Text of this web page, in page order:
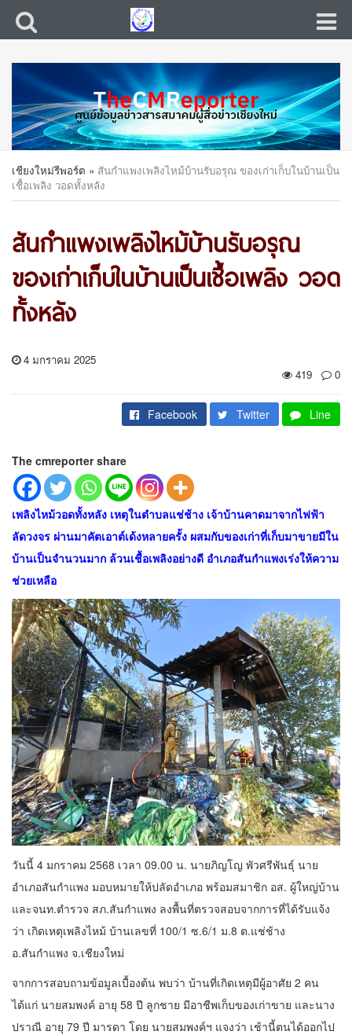
เชียงใหม่รีพอร์ต » สันกำแพงเพลิงไหม้บ้านรับอรุณ ของเก่าเก็บในบ้านเป็น
เชื้อเพลิง วอดทั้งหลัง
สันกำแพงเพลิงไหม้บ้านรับอรุณ
ของเก่าเก็บในบ้านเป็นเชื้อเพลิง วอด
ทั้งหลัง
4 มกราคม 2025
419
0
Facebook Twitter Line
The cmreporter share
เพลิงไหม้วอดทั้งหลัง เหตุในตำบลแช่ช้าง เจ้าบ้านคาดมาจากไฟฟ้า
ลัดวงจร ผ่านมาคัตเอาต์เด้งหลายครั้ง ผสมกับของเก่าที่เก็บมาขายมีใน
บ้านเป็นจำนวนมาก ล้วนเชื้อเพลิงอย่างดี อำเภอสันกำแพงเร่งให้ความ
ช่วยเหลือ
วันนี้ 4 มกราคม 2568 เวลา 09.00 น. นายภิญโญ พัวศรีพันธุ์ นาย
อำเภอสันกำแพง มอบหมายให้ปลัดอำเภอ พร้อมสมาชิก อส. ผู้ใหญ่บ้าน
และจนท.ตำรวจ สภ.สันกำแพง ลงพื้นที่ตรวจสอบจากการที่ได้รับแจ้ง
ว่า เกิดเหตุเพลิงไหม้ บ้านเลขที่ 100/1 ซ.6/1 ม.8 ต.แช่ช้าง
อ.สันกำแพง จ.เชียงใหม่
จากการสอบถามข้อมูลเบื้องต้น พบว่า บ้านที่เกิดเหตุมีผู้อาศัย 2 คน
ได้แก่ นายสมพงค์ อายุ 58 ปี ลูกชาย มีอาชีพเก็บของเก่าขาย และนาง
ปราณี อายุ 79 ปี มารดา โดย นายสมพงค์ฯ แจงว่า เช้านี้ตนได้ออกไป